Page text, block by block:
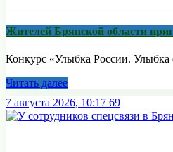
Жителей Брянской области
Конкурс «Улыбка России. Улыбка
Читать далее
7 августа 2026, 10:17 69